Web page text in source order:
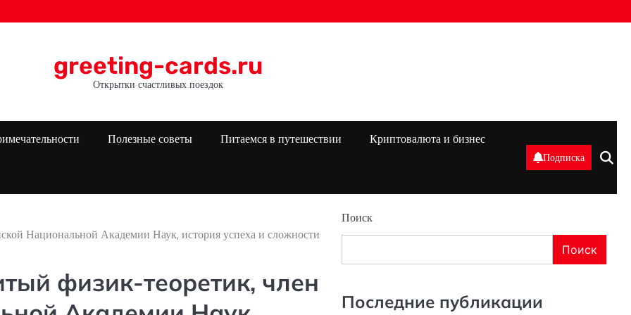
greeting-cards.ru
Открытки счастливых поездок
Полезные советы Питаемся в путешествии Криптовалюта и бизнес
Подписка
Национальной Академии Наук, история успеха и сложности
физик-теоретик, член
Поиск
Поиск
Последние публикации